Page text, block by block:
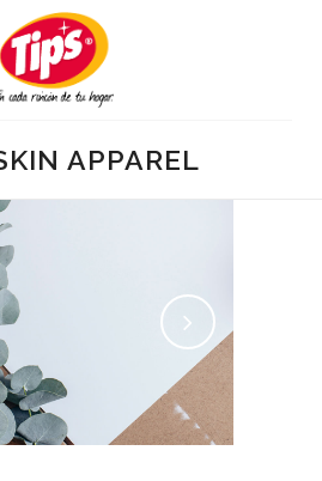
APPAREL